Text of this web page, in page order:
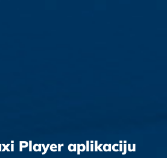
Player aplikaciju